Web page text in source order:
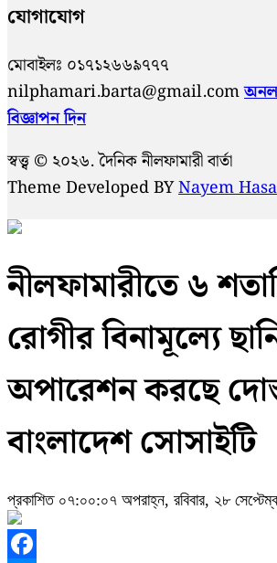
যোগাযোগ
মোবাইলঃ
nilphamari.barta@gmail.com
বিজ্ঞাপন দিন
স্বত্ত্ব © ২০২৬. দৈনিক নীলফামারী বার্তা
Theme Developed BYNayem
নীলফামারীতে ৬
রোগীর বিনামূল্যে
অপারেশন করছে
বাংলাদেশ সোসাইটি
প্রকাশিত ০৭:০০:০৭ অপরাহ্ন, রবিবার, ২৮